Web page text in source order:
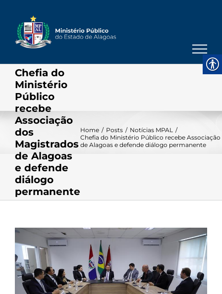
content
Chefia do
Ministério
Público
recebe
Associação
dos
Magistrados
de Alagoas
e defende
diálogo
permanente
Home / Posts / Notícias MPAL /
Chefia do Ministério Público recebe
de Alagoas e defende diálogo permanente
View
Larger
Image